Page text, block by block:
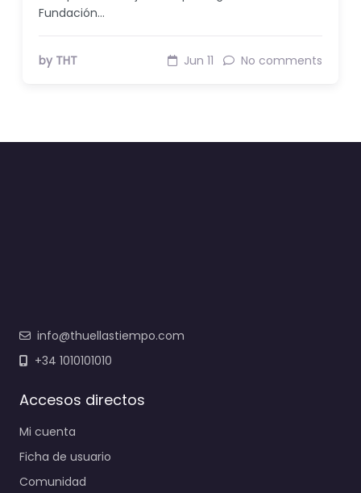
Fundación…
by THT Jun 11 No comments
info@thuellastiempo.com
+34 1010101010
Accesos directos
Mi cuenta
Ficha de usuario
Comunidad